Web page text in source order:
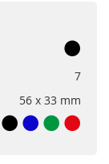
7
56 x 33 mm